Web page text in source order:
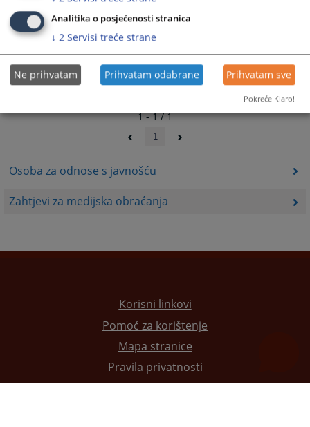
Osoba za odnose s javnošću
Zahtjevi za medijska obraćanja
shortcuts
for
dates.
shortcuts
for
dates.
1 - 1 / 1
1
Korisni linkovi
Pomoć za korištenje
Mapa stranice
Pravila privatnosti
Analitika o posjećenosti stranica
↓ 2 Servisi treće strane
Ne prihvatam Prihvatam odabrane Prihvatam sve
Pokreće Klaro!